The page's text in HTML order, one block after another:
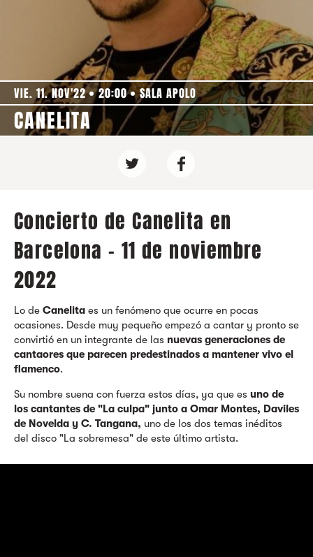
VIE. 11. NOV'22 20:00 SALA APOLO
CANELITA
Concierto de Canelita en
Barcelona - 11 de noviembre
2022
Lo de Canelita es un fenómeno que ocurre en pocas
ocasiones. Desde muy pequeño empezó a cantar y pronto se
convirtió en un integrante de las nuevas generaciones de
cantaores que parecen predestinados a mantener vivo el
flamenco.
Su nombre suena con fuerza estos días, ya que es uno de
los cantantes de "La culpa" junto a Omar Montes, Daviles
de Novelda y C. Tangana, uno de los dos temas inéditos
del disco "La sobremesa" de este último artista.